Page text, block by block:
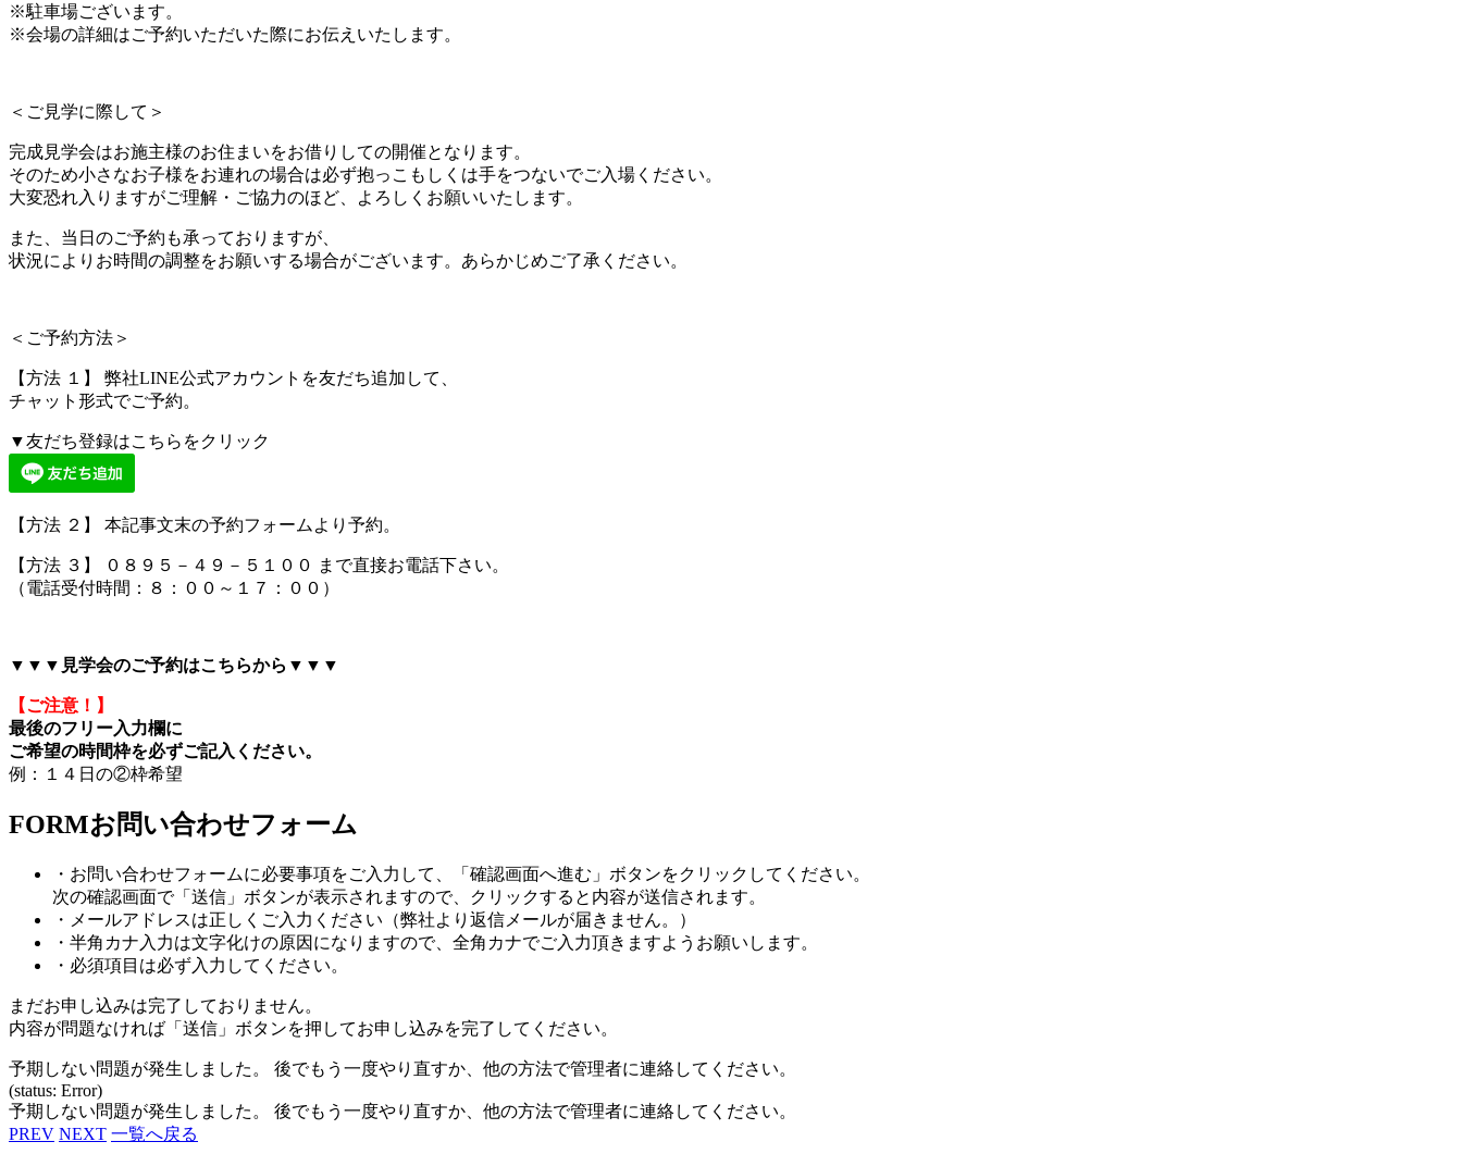
※駐車場ございます。
※会場の詳細はご予約いただいた際にお伝えいたします。
＜ご見学に際して＞
完成見学会はお施主様のお住まいをお借りしての開催となります。
そのため小さなお子様をお連れの場合は必ず抱っこもしくは手をつないでご入場ください。
大変恐れ入りますがご理解・ご協力のほど、よろしくお願いいたします。
また、当日のご予約も承っておりますが、
状況によりお時間の調整をお願いする場合がございます。あらかじめご了承ください。
＜ご予約方法＞
【方法 １】 弊社LINE公式アカウントを友だち追加して、
チャット形式でご予約。
▼友だち登録はこちらをクリック
【方法 ２】 本記事文末の予約フォームより予約。
【方法 ３】 ０８９５－４９－５１００ まで直接お電話下さい。
（電話受付時間：８：００～１７：００）
▼▼▼見学会のご予約はこちらから▼▼▼
【ご注意！】
最後のフリー入力欄に
ご希望の時間枠を必ずご記入ください。
例：１４日の②枠希望
FORMお問い合わせフォーム
・お問い合わせフォームに必要事項をご入力して、「確認画面へ進む」ボタンをクリックしてください。
次の確認画面で「送信」ボタンが表示されますので、クリックすると内容が送信されます。
・メールアドレスは正しくご入力ください（弊社より返信メールが届きません。）
・半角カナ入力は文字化けの原因になりますので、全角カナでご入力頂きますようお願いします。
・ 必須項目は必ず入力してください。
まだお申し込みは完了しておりません。
内容が問題なければ「送信」ボタンを押してお申し込みを完了してください。
予期しない問題が発生しました。 後でもう一度やり直すか、他の方法で管理者に連絡してください。
(status: Error)
予期しない問題が発生しました。 後でもう一度やり直すか、他の方法で管理者に連絡してください。
PREV NEXT 一覧へ戻る